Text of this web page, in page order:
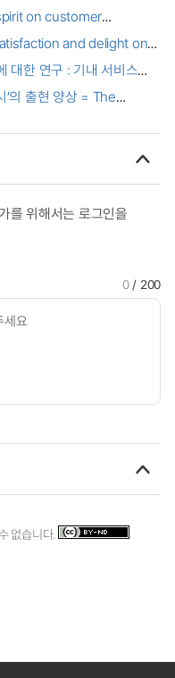
on customer
and delight on
industry
대한 연구 : 기내 서비스
Study of Historical
Customer Service
’의 출현 양상 = The
를 위해서는 로그인을
0/ 200
없습니다.